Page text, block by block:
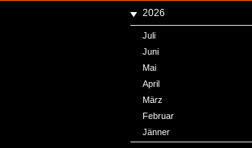
2026
Juli
Juni
Mai
April
März
Februar
Jänner